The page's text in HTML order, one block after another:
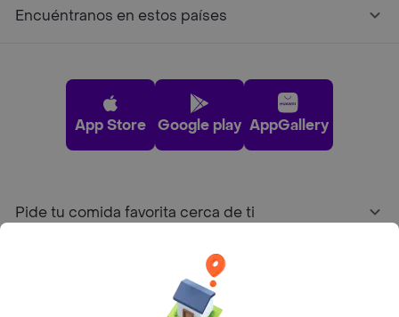
Encuéntranos en estos países
App Store Google play AppGallery
Pide tu comida favorita cerca de ti